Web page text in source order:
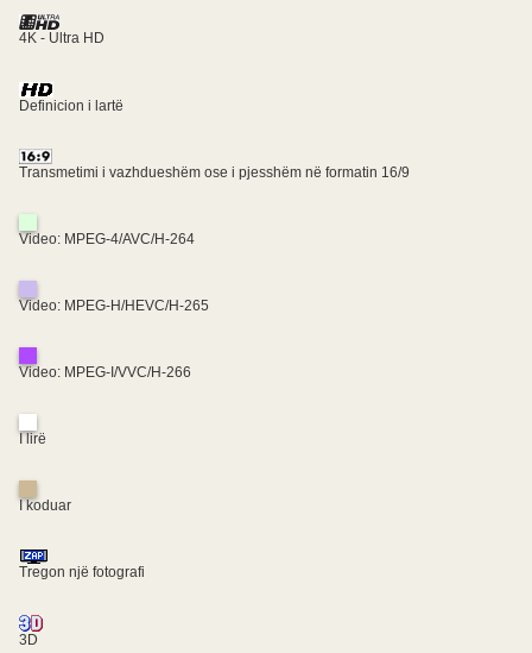
4K - Ultra HD
Definicion i lartë
Transmetimi i vazhdueshëm ose i pjesshëm në formatin 16/9
Video: MPEG-4/AVC/H-264
Video: MPEG-H/HEVC/H-265
Video: MPEG-I/VVC/H-266
I lirë
I koduar
Tregon një fotografi
3D